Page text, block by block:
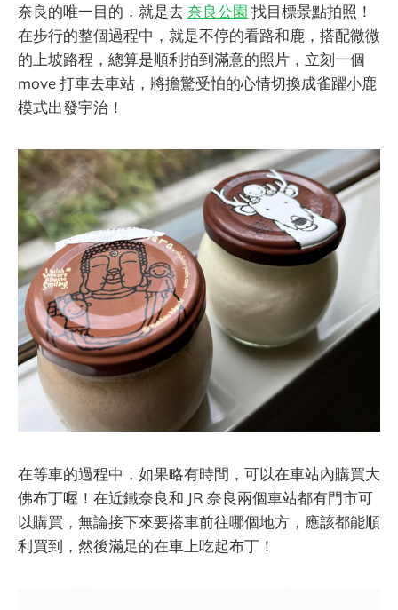
奈良的唯一目的，就是去奈良公園 找目標景點拍照！
在步行的整個過程中，就是不停的看路和鹿，搭配微微
的上坡路程，總算是順利拍到滿意的照片，立刻一個
move 打車去車站，將擔驚受怕的心情切換成雀躍小鹿
模式出發宇治！
在等車的過程中，如果略有時間，可以在車站內購買大
佛布丁喔！在近鐵奈良和 JR 奈良兩個車站都有門市可
以購買，無論接下來要搭車前往哪個地方，應該都能順
利買到，然後滿足的在車上吃起布丁！